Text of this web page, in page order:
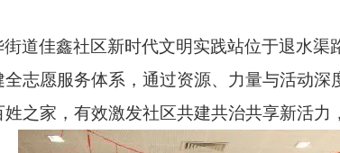
道佳鑫社区新时代文明实践站位于退水
志愿服务体系，通过资源、力量与活动
之家，有效激发社区共建共治共享新活力